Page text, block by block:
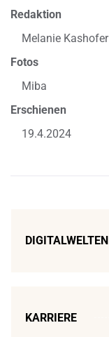
Redaktion
Melanie Kashofer
Fotos
Miba
Erschienen
19.4.2024
DIGITALWELTEN
KARRIERE